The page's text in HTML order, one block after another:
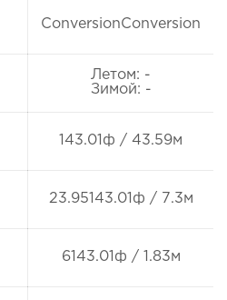
ConversionConversion
Летом: -
Зимой: -
143.01ф / 43.59м
23.95143.01ф / 7.3м
6143.01ф / 1.83м